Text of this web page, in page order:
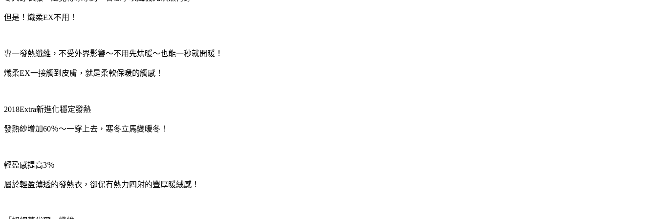
但是！熾柔EX不用！
專一發熱纖維，不受外界影響～不用先烘暖～也能一秒就開暖！
熾柔EX一接觸到皮膚，就是柔軟保暖的觸感！
2018Extra新進化穩定發熱
發熱紗增加60％～一穿上去，寒冬立馬變暖冬！
輕盈感提高3％
屬於輕盈薄透的發熱衣，卻保有熱力四射的豐厚暖絨感！